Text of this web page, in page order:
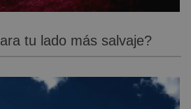
tu lado más salvaje?